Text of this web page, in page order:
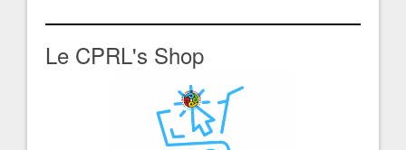
Le CPRL's Shop